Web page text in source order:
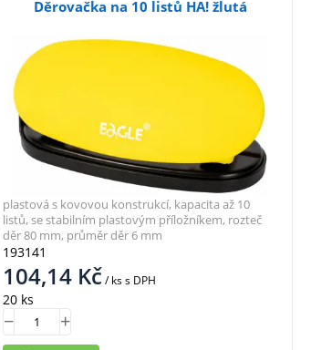
Děrovačka na 10 listů HA! žlutá
193141
104,14 Kč/ kss DPH
20 ks
plastová s kovovou konstrukcí, kapacita až 10
listů, se stabilním plastovým příložníkem, rozteč
děr 80 mm, průměr děr 6 mm